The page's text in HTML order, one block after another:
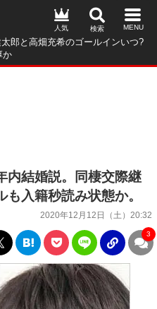
郎と高畑充希のゴールインいつ?
か
人気
内結婚説。同棲交際継
入籍秒読み状態か。
2020年12月12日（土）20:32
3